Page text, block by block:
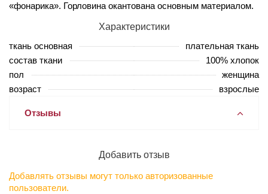
«фонарика». Горловина окантована основным материалом.
Характеристики
ткань основная
плательная ткань
состав ткани
100% хлопок
пол
женщина
возраст
взрослые
Отзывы
Добавить отзыв
Добавлять отзывы могут только авторизованные
пользователи.